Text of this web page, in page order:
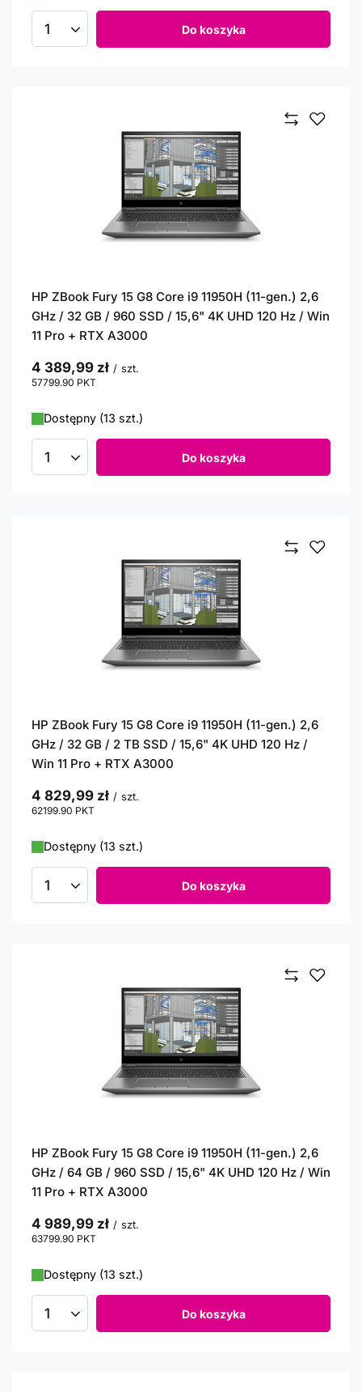
Ilość produktów Do koszyka
HP ZBook Fury 15 G8 Core i9 11950H (11-gen.) 2,6
GHz / 32 GB / 960 SSD / 15,6" 4K UHD 120 Hz / Win
11 Pro + RTX A3000
4 389,99 zł / szt.
57799.90 PKT
Dostępny (13 szt.)
Ilość produktów Do koszyka
HP ZBook Fury 15 G8 Core i9 11950H (11-gen.) 2,6
GHz / 32 GB / 2 TB SSD / 15,6" 4K UHD 120 Hz /
Win 11 Pro + RTX A3000
4 829,99 zł / szt.
62199.90 PKT
Dostępny (13 szt.)
Ilość produktów Do koszyka
HP ZBook Fury 15 G8 Core i9 11950H (11-gen.) 2,6
GHz / 64 GB / 960 SSD / 15,6" 4K UHD 120 Hz / Win
11 Pro + RTX A3000
4 989,99 zł / szt.
63799.90 PKT
Dostępny (13 szt.)
Ilość produktów Do koszyka